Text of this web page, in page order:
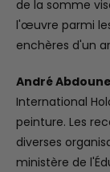
de la somme
l'œuvre parmi
enchères d'un
André Abdoune
International
peinture. Les
diverses
ministère de